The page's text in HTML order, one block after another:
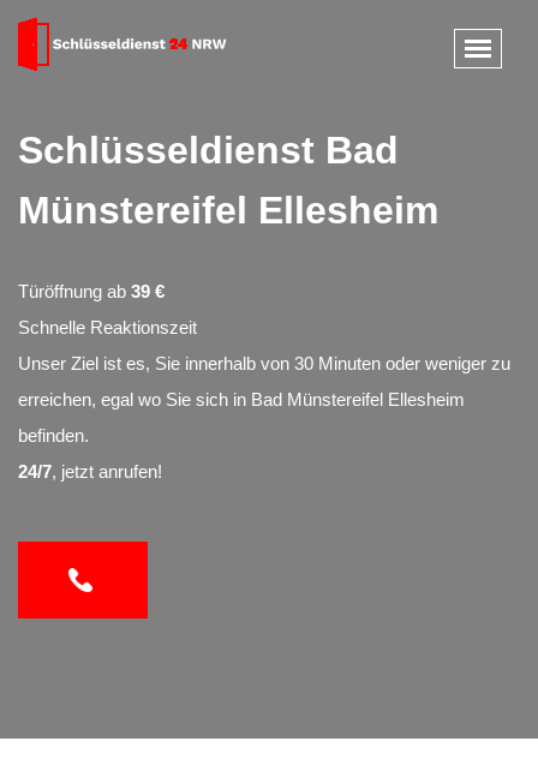
Schlüsseldienst Bad
Münstereifel Ellesheim
Türöffnung ab 39 €
Schnelle Reaktionszeit
Unser Ziel ist es, Sie innerhalb von 30 Minuten oder weniger zu
erreichen, egal wo Sie sich in Bad Münstereifel Ellesheim
befinden.
24/7, jetzt anrufen!